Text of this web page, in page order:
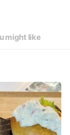
might like